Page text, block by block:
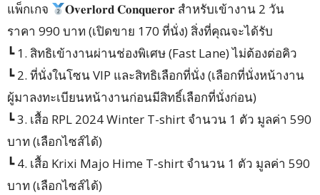
แพ็กเกจ
𝐎𝐯𝐞𝐫𝐥𝐨𝐫𝐝 𝐂𝐨𝐧𝐪𝐮𝐞𝐫𝐨𝐫 สำหรับเข้างาน 2 วัน
ราคา 990 บาท (เปิดขาย 170 ที่นั่ง) สิ่งที่คุณจะได้รับ
┗ 1. สิทธิเข้างานผ่านช่องพิเศษ (Fast Lane) ไม่ต้องต่อคิว
┗ 2. ที่นั่งในโซน VIP และสิทธิเลือกที่นั่ง (เลือกที่นั่งหน้างาน
ผู้มาลงทะเบียนหน้างานก่อนมีสิทธิ์เลือกที่นั่งก่อน)
┗ 3. เสื้อ RPL 2024 Winter T-shirt จำนวน 1 ตัว มูลค่า 590
บาท (เลือกไซส์ได้)
┗ 4. เสื้อ Krixi Majo Hime T-shirt จำนวน 1 ตัว มูลค่า 590
บาท (เลือกไซส์ได้)